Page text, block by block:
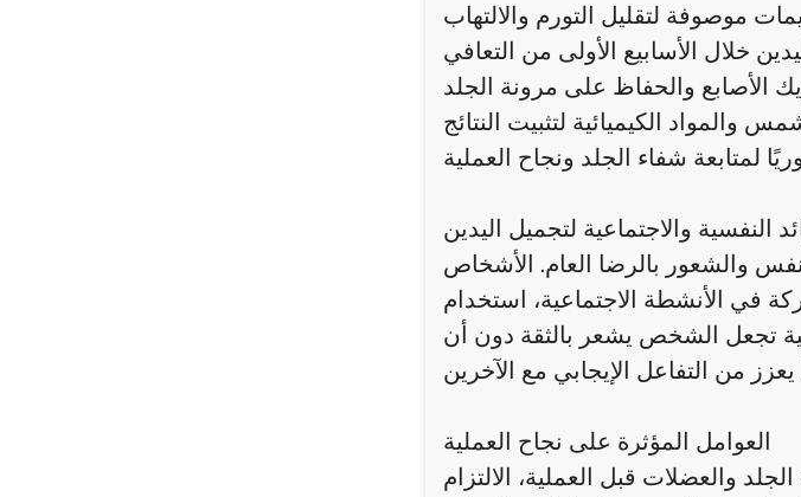
النفسية والاجتماعية لتجميل اليدين
والشعور بالرضا العام. الأشخاص
في الأنشطة الاجتماعية، استخدام
تجعل الشخص يشعر بالثقة دون أن
العوامل المؤثرة على نجاح العملية
والعضلات قبل العملية، الالتزام